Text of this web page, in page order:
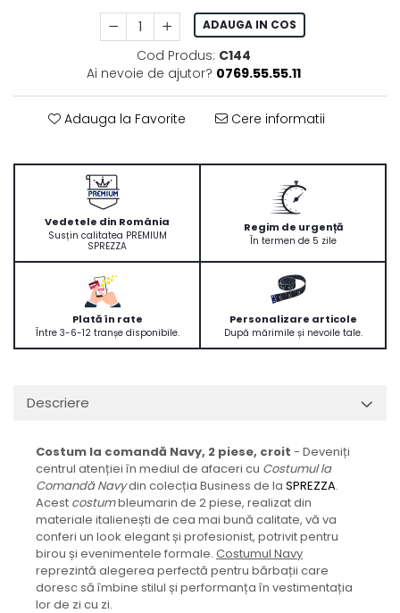
ADAUGA IN COS
Cod Produs: C144
Ai nevoie de ajutor? 0769.55.55.11
Adauga la Favorite Cere informatii
Vedetele din România
Susțin calitatea PREMIUM
SPREZZA
Regim de urgență
În termen de 5 zile
Plată în rate
Între 3-6-12 tranșe disponibile.
Personalizare articole
După mărimile și nevoile tale.
Descriere
Costum la comandă Navy, 2 piese, croit - Deveniți
centrul atenției în mediul de afaceri cu Costumul la
Comandă Navydin colecția Business de la SPREZZA.
Acest costumbleumarin de 2 piese, realizat din
materiale italienești de cea mai bună calitate, vă va
conferi un look elegant și profesionist, potrivit pentru
birou și evenimentele formale. Costumul Navy
reprezintă alegerea perfectă pentru bărbații care
doresc să îmbine stilul și performanța în vestimentația
lor de zi cu zi.